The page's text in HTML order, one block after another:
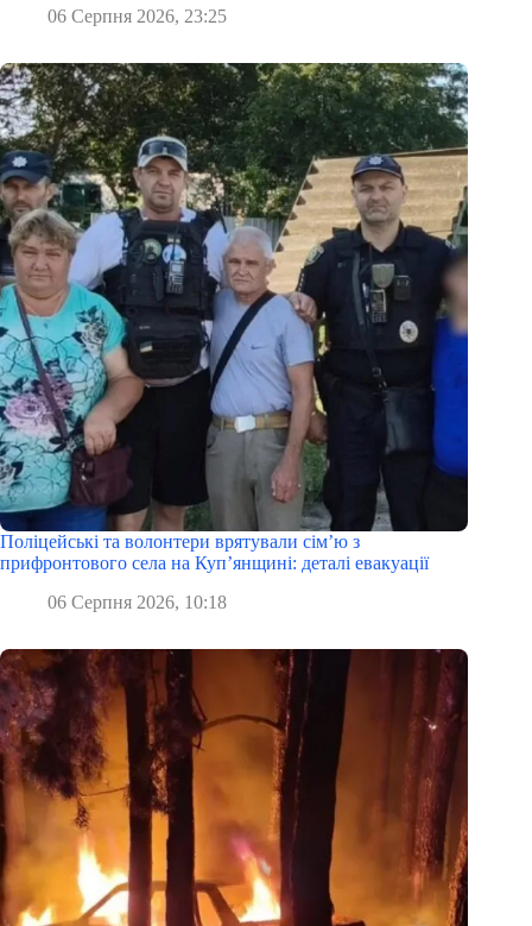
06 Серпня 2026, 23:25
Поліцейські та волонтери врятували сім’ю з
прифронтового села на Куп’янщині: деталі евакуації
06 Серпня 2026, 10:18